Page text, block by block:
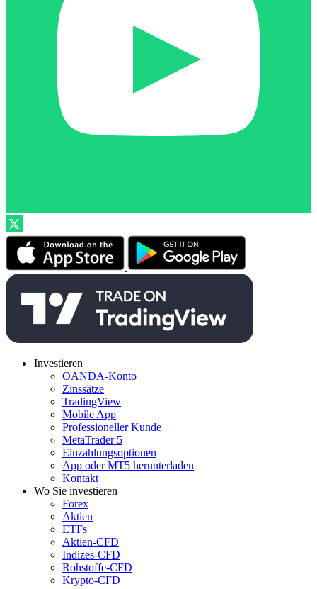
Investieren
OANDA-Konto
Zinssätze
TradingView
Mobile App
Professioneller Kunde
MetaTrader 5
Einzahlungsoptionen
App oder MT5 herunterladen
Kontakt
Wo Sie investieren
Forex
Aktien
ETFs
Aktien-CFD
Indizes-CFD
Rohstoffe-CFD
Krypto-CFD